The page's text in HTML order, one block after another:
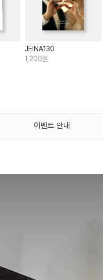
JEINA130
1,200원
이벤트 안내